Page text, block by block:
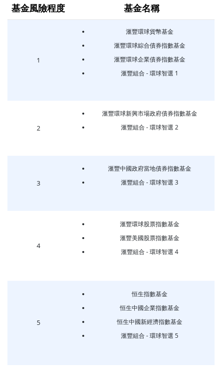
基金風險程度 基金名稱
1
滙豐環球貨幣基金
滙豐環球綜合債券指數基金
滙豐環球企業債券指數基金
滙豐組合 - 環球智選 1
2
滙豐環球新興市場政府債券指數基金
滙豐組合 - 環球智選 2
3
滙豐中國政府當地債券指數基金
滙豐組合 - 環球智選 3
4
滙豐環球股票指數基金
滙豐美國股票指數基金
滙豐組合 - 環球智選 4
5
恒生指數基金
恒生中國企業指數基金
恒生中國新經濟指數基金
滙豐組合 - 環球智選 5